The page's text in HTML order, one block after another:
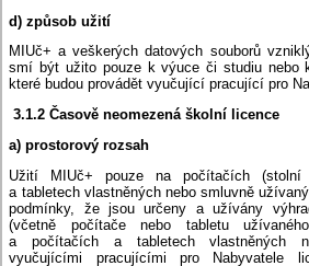
d) způsob užití
MIUč+ a veškerých datových souborů
smí být užito pouze k výuce či studiu nebo
které budou provádět vyučující pracující pro
3.1.2 Časově neomezená školní licence
a) prostorový rozsah
Užití MIUč+ pouze na počítačích (stolní
a tabletech vlastněných nebo smluvně
podmínky, že jsou určeny a užívány
(včetně počítače nebo tabletu
a počítačích a tabletech vlastněných
vyučujícími pracujícími pro Nabyvatele